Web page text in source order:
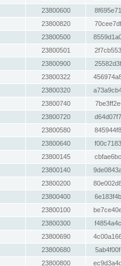
23800600
23800820
23800500
23800501
23800900
23800322
23800320
23800740
23800720
23800580
23800640
23800145
23800140
23800200
23800400
23800100
23800300
23800690
23800680
23800800